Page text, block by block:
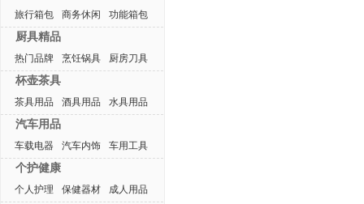
旅行箱包 商务休闲 功能箱包
厨具精品
热门品牌 烹饪锅具 厨房刀具
杯壶茶具
茶具用品 酒具用品 水具用品
汽车用品
车载电器 汽车内饰 车用工具
个护健康
个人护理 保健器材 成人用品